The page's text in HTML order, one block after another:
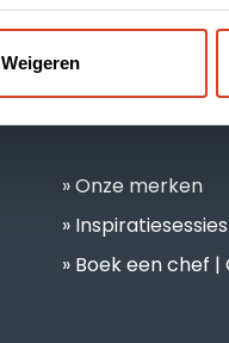
Weigeren
Onze merken
Inspiratiesessies
Boek een chef |